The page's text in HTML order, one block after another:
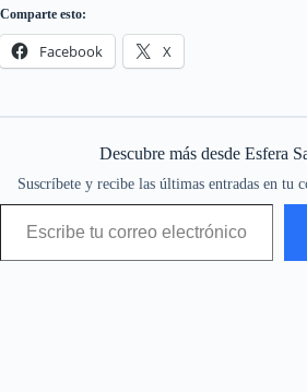
Comparte esto:
Facebook X
Descubre más desde Esfera
Suscríbete y recibe las últimas entradas en tu
Escribe tu correo electrónico…